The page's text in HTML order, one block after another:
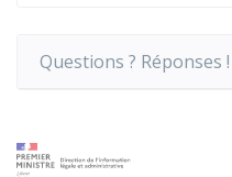
Questions ? Réponses !